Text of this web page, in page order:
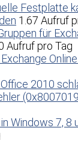
Festplatte
1.67 Aufruf
für
Aufruf pro Tag
2010
Windows 7, 8